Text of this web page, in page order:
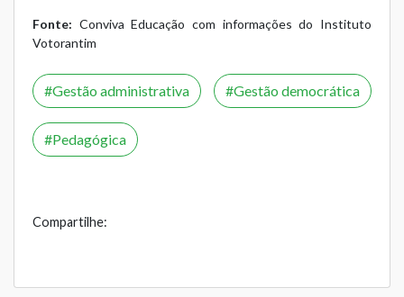
Fonte: Conviva Educação com informações do Instituto
Votorantim
Gestão administrativa Gestão democrática
Pedagógica
Compartilhe: